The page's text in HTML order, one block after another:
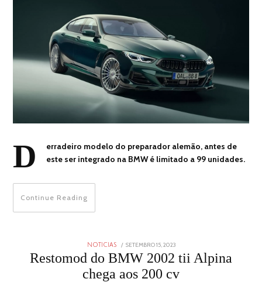
D
erradeiro modelo do preparador alemão, antes de
este ser integrado na BMW é limitado a 99 unidades.
Continue Reading
NOTICIAS
POSTED
ON
SETEMBRO 15, 2023
15,
2023
Restomod do BMW 2002 tii Alpina
chega aos 200 cv